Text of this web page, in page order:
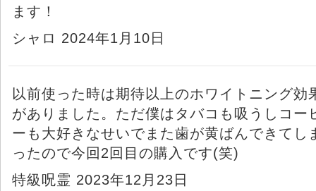
ます！
シャロ 2024年1月10日
以前使った時は期待以上のホワイトニング効
がありました。ただ僕はタバコも吸うしコー
ーも大好きなせいでまた歯が黄ばんできてし
ったので今回2回目の購入です(笑)
特級呪霊 2023年12月23日